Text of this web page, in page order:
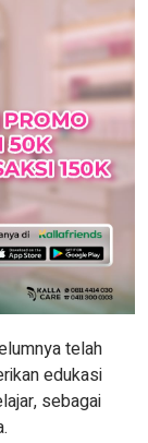
telah
edukasi
sebagai